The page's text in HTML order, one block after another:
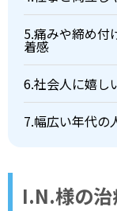
5.痛みや締め付
着感
6.社会人に嬉し
7.幅広い年代の
I.N.様の